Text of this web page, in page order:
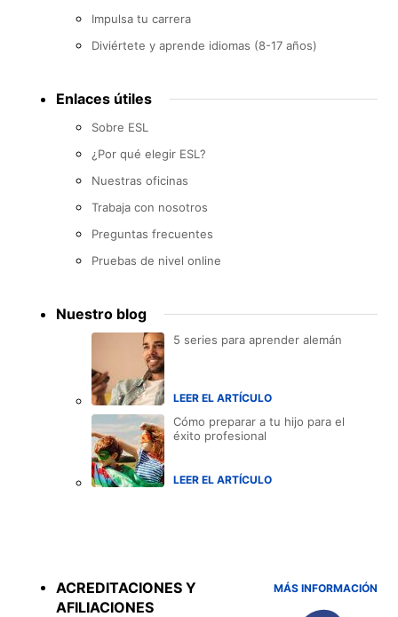
Impulsa tu carrera
Diviértete y aprende idiomas (8-17 años)
Enlaces útiles
Sobre ESL
¿Por qué elegir ESL?
Nuestras oficinas
Trabaja con nosotros
Preguntas frecuentes
Pruebas de nivel online
Nuestro blog
5 series para aprender alemán
LEER EL ARTÍCULO
Cómo preparar a tu hijo para el
éxito profesional
LEER EL ARTÍCULO
ACREDITACIONES Y
AFILIACIONES
MÁS INFORMACIÓN